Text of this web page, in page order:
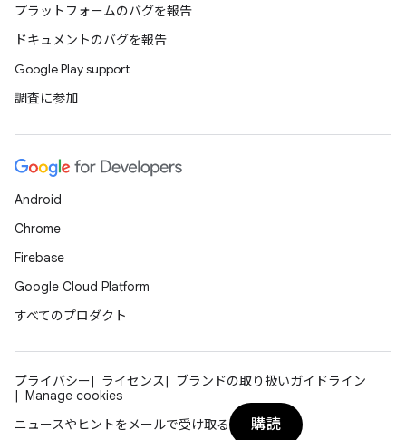
プラットフォームのバグを報告
ドキュメントのバグを報告
Google Play support
調査に参加
Android
Chrome
Firebase
Google Cloud Platform
すべてのプロダクト
プライバシー ライセンス
ブランドの取り扱いガイドライン
Manage cookies
ニュースやヒントをメールで受け取る
購読